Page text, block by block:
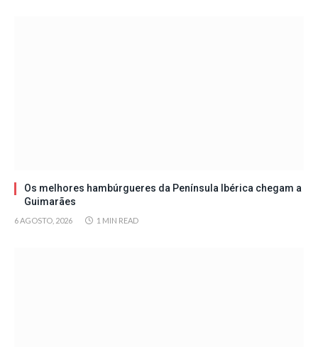
Os melhores hambúrgueres da Península Ibérica chegam a
Guimarães
6 AGOSTO, 2026 1 MIN READ